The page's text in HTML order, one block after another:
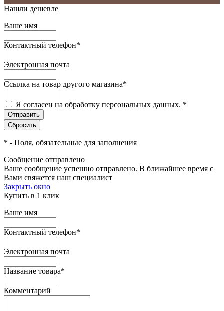
Нашли дешевле
Ваше имя
Контактный телефон*
Электронная почта
Ссылка на товар другого магазина*
Я согласен на обработку персональных данных. *
* - Поля, обязательные для заполнения
Сообщение отправлено
Ваше сообщение успешно отправлено. В ближайшее время с
Вами свяжется наш специалист
Закрыть окно
Купить в 1 клик
Ваше имя
Контактный телефон*
Электронная почта
Название товара*
Комментарий